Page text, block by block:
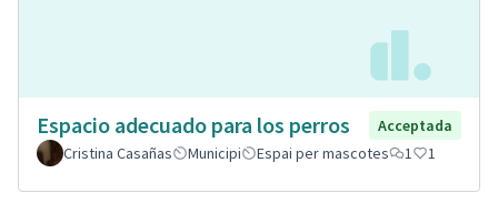
Espacio adecuado para los perros
Acceptada
Cristina Casañas
Municipi Espai per mascotes 1 1